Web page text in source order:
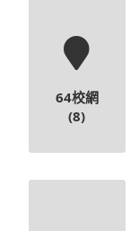
64校網
(8)